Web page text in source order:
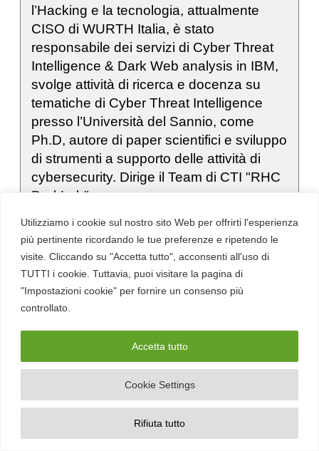
Utilizziamo i cookie sul nostro sito Web per offrirti l'esperienza
più pertinente ricordando le tue preferenze e ripetendo le
visite. Cliccando su "Accetta tutto", acconsenti all'uso di
TUTTI i cookie. Tuttavia, puoi visitare la pagina di
"Impostazioni cookie" per fornire un consenso più
controllato.
Cookie Settings
Rifiuta tutto
Accetta tutto
l’Hacking e la tecnologia, attualmente
CISO di WURTH Italia, è stato
responsabile dei servizi di Cyber Threat
Intelligence & Dark Web analysis in IBM,
svolge attività di ricerca e docenza su
tematiche di Cyber Threat Intelligence
presso l’Università del Sannio, come
Ph.D, autore di paper scientifici e sviluppo
di strumenti a supporto delle attività di
cybersecurity. Dirige il Team di CTI "RHC
DarkLab"
Aree di competenza: Cyber Threat Intelligence,
Ransomware, Sicurezza nazionale, Formazione
Iscriviti alla nostra newsletter
per restare sempre aggiornato sulle ultime novità in
cybersecurity e tecnologia digitale.